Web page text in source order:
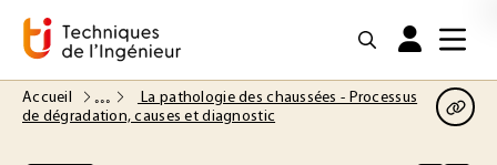
Accueil
La pathologie des chaussées - Processus
de dégradation, causes et diagnostic